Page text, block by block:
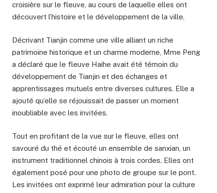
croisière sur le fleuve, au cours de laquelle elles ont
découvert l’histoire et le développement de la ville.
Décrivant Tianjin comme une ville alliant un riche
patrimoine historique et un charme moderne, Mme Peng
a déclaré que le fleuve Haihe avait été témoin du
développement de Tianjin et des échanges et
apprentissages mutuels entre diverses cultures. Elle a
ajouté qu’elle se réjouissait de passer un moment
inoubliable avec les invitées.
Tout en profitant de la vue sur le fleuve, elles ont
savouré du thé et écouté un ensemble de sanxian, un
instrument traditionnel chinois à trois cordes. Elles ont
également posé pour une photo de groupe sur le pont.
Les invitées ont exprimé leur admiration pour la culture